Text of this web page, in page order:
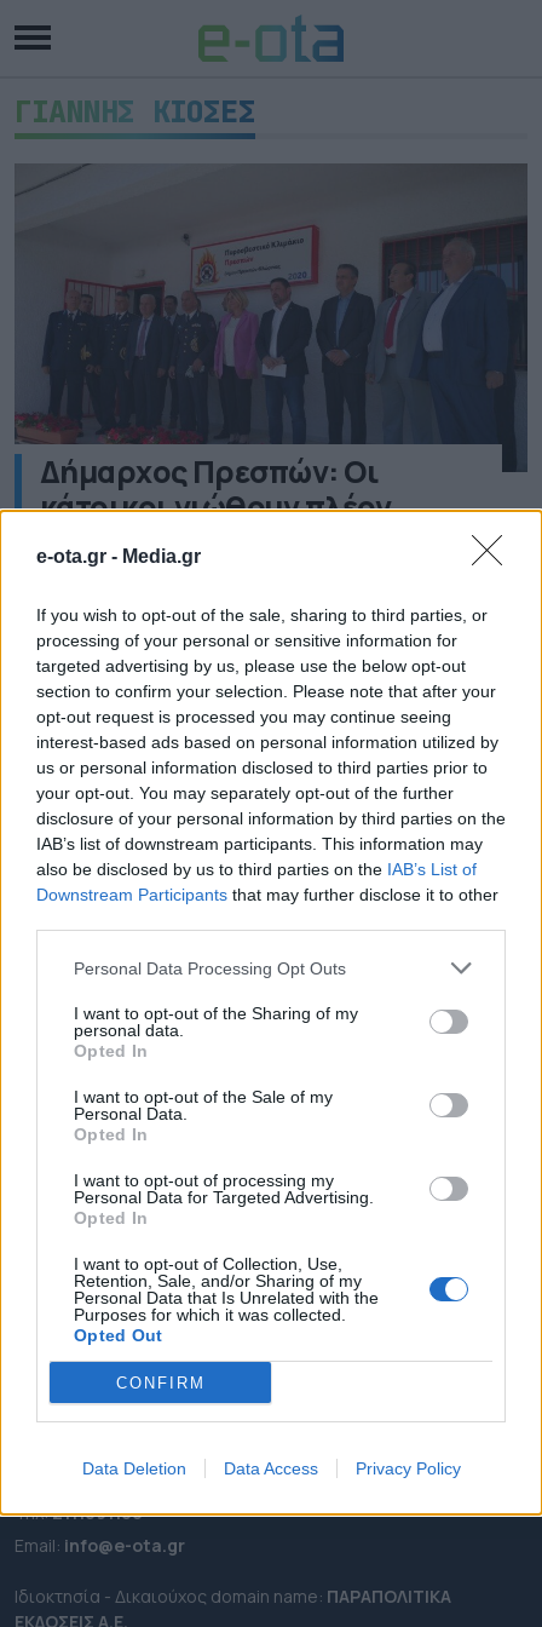
e-ota.gr - Media.gr
If you wish to opt-out of the sale, sharing to third parties, or
processing of your personal or sensitive information for
targeted advertising by us, please use the below opt-out
section to confirm your selection. Please note that after your
opt-out request is processed you may continue seeing
interest-based ads based on personal information utilized by
us or personal information disclosed to third parties prior to
your opt-out. You may separately opt-out of the further
disclosure of your personal information by third parties on the
IAB’s list of downstream participants. This information may
also be disclosed by us to third parties on the IAB’s List of
Downstream Participants that may further disclose it to other
Personal Data Processing Opt Outs
I want to opt-out of the Sharing of my
personal data.
Opted In
I want to opt-out of the Sale of my
Personal Data.
Opted In
I want to opt-out of processing my
Personal Data for Targeted Advertising.
Opted In
I want to opt-out of Collection, Use,
Retention, Sale, and/or Sharing of my
Personal Data that Is Unrelated with the
Purposes for which it was collected.
Opted Out
CONFIRM
Data Deletion Data Access Privacy Policy
ΓΙΑΝΝΗΣ ΚΙΟΣΕΣ
Δήμαρχος Πρεσπών: Οι
κάτοικοι νιώθουν πλέον
ασφαλείς με τη λειτουργία του
Πυροσβεστικού Κλιμακίου
Την απόλυτη ικανοποίησή του για το πυροσβεστικό
κλιμάκιο Πρεσπών εξέφρασε με ανακοίνωσή του ο
δήμαρχος Πρεσπών Παναγιώτης Πασχαλίδης, μετά
τα εγκαίνια του κλιμακίου παρουσία του
υφυπουργού Πολιτικής Προστασίας Νίκου
Χαρδαλιά. Ο δήμαρχος σε δήλωσή του τονίζει πως
επανέρχεται το αίσθημα ασφάλειας στους
κατοίκους της περιοχής υπογραμμίζοντας ότι θα
υπάρχει πλέον 24ωρη κάλυψη και σε μια […]
17.06.2020 - 12.40
ΡΟΗ ΕΙΔΗΣΕΩΝ
ΕΠΙΚΑΙΡΟΤΗΤΑ
ΠΕΡΙΦΕΡΕΙΕΣ
ΣΥΝΕΝΤΕΥΞΕΙΣ
ΑΠΟΨΕΙΣ
ΠΡΟΣΛΗΨΕΙΣ
e-ota.gr | Ταυτότητα
Λεωφόρος Ανδρέα Συγγρού 188, 17671,
Καλλιθέα Αττικής
Τηλ:2111091100
Εmail: info@e-ota.gr
Ιδιοκτησία - Δικαιούχος domain name: ΠΑΡΑΠΟΛΙΤΙΚΑ
ΕΚΔΟΣΕΙΣ A.E.